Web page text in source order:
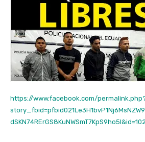
https://www.facebook.com/